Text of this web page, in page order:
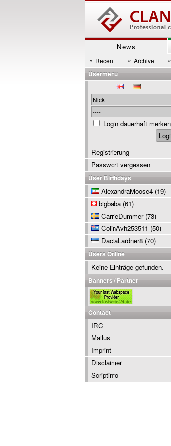
News
» Recent » Archive »
Usermenu
Login dauerhaft merken
Registrierung
Passwort vergessen
User Birthdays
AlexandraMoose4 (19)
bigbaba (61)
CarrieDummer(73)
ColinAvh253511 (50)
DaciaLardner8 (70)
Users Online
Keine Einträge gefunden.
Banners / Partner
Contact
IRC
Mailus
Imprint
Disclaimer
Scriptinfo